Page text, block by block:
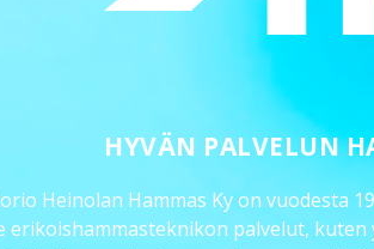
HYVÄN PALVELUN
Heinolan Hammas Ky on vuodesta
erikoishammasteknikon palvelut,